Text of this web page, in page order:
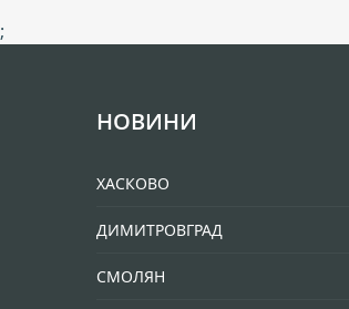
;
НОВИНИ
ХАСКОВО
ДИМИТРОВГРАД
СМОЛЯН